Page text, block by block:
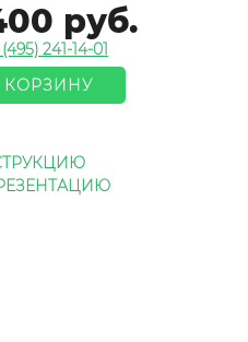
руб.
241-14-01